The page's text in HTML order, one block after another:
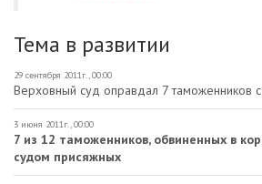
Тема в развитии
29 сентября 2011г., 00:00
Верховный суд оправдал 7 таможенников с
3 июня 2011г., 00:00
7 из 12 таможенников, обвиненных в
судом присяжных